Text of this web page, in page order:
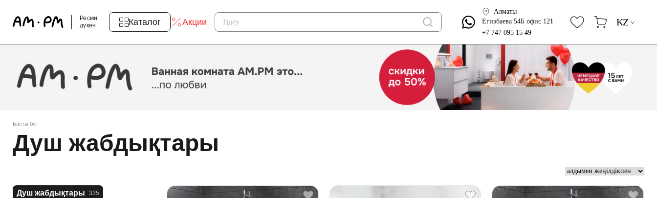
Ресми
дүкен
Каталог Акции
Алматы
Егизбаева 54Б офис 121
+7 747 095 15 49
KZ
Басты бет
Душ жабдықтары
Душ жабдықтары 335